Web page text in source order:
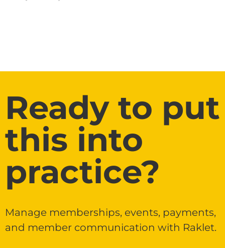
Ready to put
this into
practice?
Manage memberships, events, payments,
and member communication with Raklet.